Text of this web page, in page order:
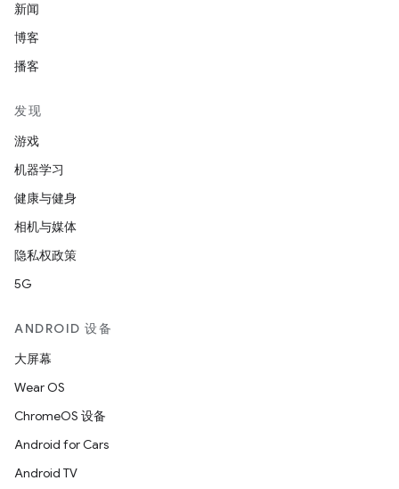
新闻
博客
播客
发现
游戏
机器学习
健康与健身
相机与媒体
隐私权政策
5G
ANDROID 设备
大屏幕
Wear OS
ChromeOS 设备
Android for Cars
Android TV